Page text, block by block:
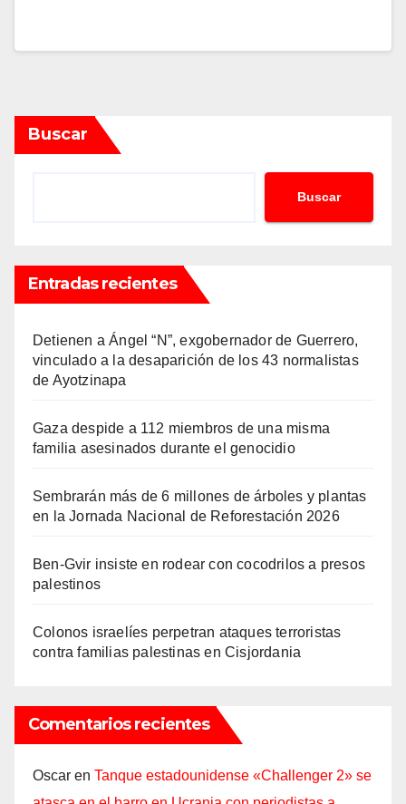
Buscar
Buscar
Entradas recientes
Detienen a Ángel “N”, exgobernador de Guerrero,
vinculado a la desaparición de los 43 normalistas
de Ayotzinapa
Gaza despide a 112 miembros de una misma
familia asesinados durante el genocidio
Sembrarán más de 6 millones de árboles y plantas
en la Jornada Nacional de Reforestación 2026
Ben-Gvir insiste en rodear con cocodrilos a presos
palestinos
Colonos israelíes perpetran ataques terroristas
contra familias palestinas en Cisjordania
Comentarios recientes
Oscar en Tanque estadounidense «Challenger 2» se